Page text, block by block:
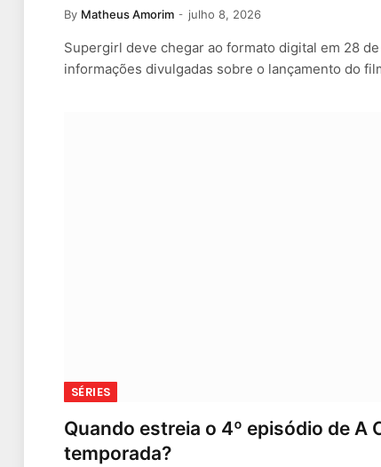
By Matheus Amorim julho 8, 2026
Supergirl deve chegar ao formato digital em 28
informações divulgadas sobre o lançamento do
SÉRIES
Quando estreia o 4º episódio de A
temporada?